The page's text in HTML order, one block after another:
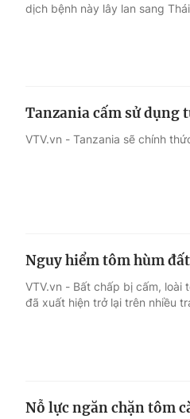
dịch bệnh này lây lan sang
Tanzania cấm sử dụng
VTV.vn - Tanzania sẽ chính
Nguy hiểm tôm hùm
VTV.vn - Bất chấp bị cấm,
đã xuất hiện trở lại trên nhiều
Nỗ lực ngăn chặn tôm